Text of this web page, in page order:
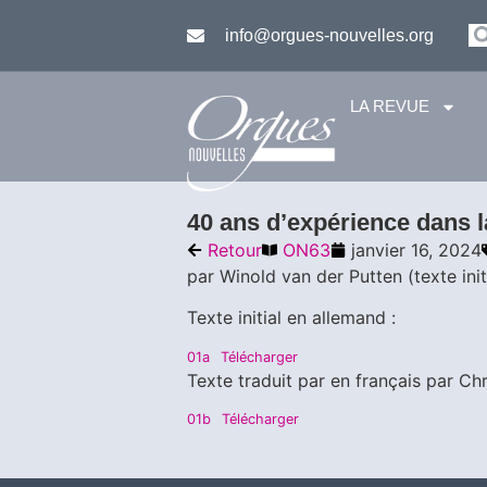
info@orgues-nouvelles.org
LA REVUE
40 ans d’expérience
Retour ON63 janvier 16, 2024
par Winold van der Putten (texte
Texte initial en allemand :
01a Télécharger
Texte traduit par en français par
01b Télécharger